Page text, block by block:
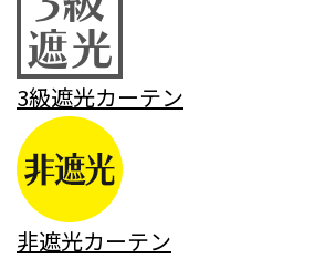
3級遮光カーテン
非遮光カーテン